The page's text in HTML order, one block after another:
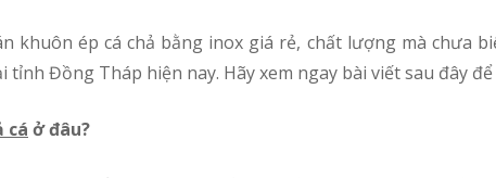
tỉnh Đồng Tháp hiện nay. Hãy xem ngay bài viết sau đây
cá ở đâu?